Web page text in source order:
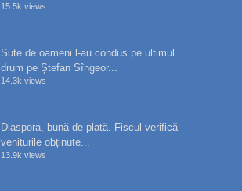
15.5k views
Sute de oameni l-au condus pe ultimul
drum pe Ștefan Sîngeor...
14.3k views
Diaspora, bună de plată. Fiscul verifică
veniturile obținute...
13.9k views